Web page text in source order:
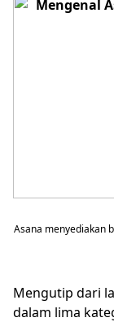
Asana menyediakan
Mengutip dari
dalam lima